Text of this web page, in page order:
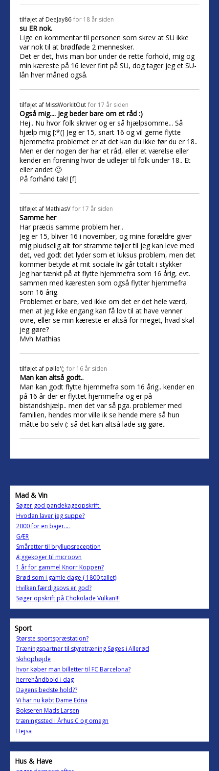
tilføjet af DeeJay86 for 18 år siden
su ER nok.
Lige en kommentar til personen som skrev at SU ikke
var nok til at brødføde 2 mennesker.
Det er det, hvis man bor under de rette forhold, mig og
min kæreste på 16 lever fint på SU, dog tager jeg et SU-
lån hver måned også.
tilføjet af MissWorkItOut for 17 år siden
Også mig.... Jeg beder bare om et råd :)
Hej.. Nu hvor folk skriver og er så hjælpsomme... Så
hjælp mig [:*(] Jeg er 15, snart 16 og vil gerne flytte
hjemmefra problemet er at det kan du ikke før du er 18..
Men er der nogen der har et råd, eller et værelse eller
kender en forening hvor de udlejer til folk under 18.. Et
eller andet 🙂
På forhånd tak! [f]
tilføjet af MathiasV for 17 år siden
Samme her
Har præcis samme problem her..
Jeg er 15, bliver 16 i november, og mine forældre giver
mig pludselig alt for stramme tøjler til jeg kan leve med
det, ved godt det lyder som et luksus problem, men det
kommer betyde at mit sociale liv går totalt i stykker
Jeg har tænkt på at flytte hjemmefra som 16 årig, evt.
sammen med kæresten som også flytter hjemmefra
som 16 årig.
Problemet er bare, ved ikke om det er det hele værd,
men at jeg ikke engang kan få lov til at have venner
ovre, eller se min kæreste er altså for meget, hvad skal
jeg gøre?
Mvh Mathias
tilføjet af pølle'(; for 16 år siden
Man kan altså godt..
Man kan godt flytte hjemmefra som 16 årig.. kender en
på 16 år der er flyttet hjemmefra og er på
bistandshjælp.. men det var så pga. problemer med
familien, hendes mor ville ik se hende mere så hun
måtte bo selv (: så det kan altså lade sig gøre..
Mad & Vin
Søger god pandekageopskrift.
Hvodan laver jeg suppe?
2000 for en bajer....
GÆR
Småretter til bryllupsreception
Æggekoger til microovn
1 år for gammel Knorr Koppen?
Brød som i gamle dage ( 1800 tallet)
Hvilken færdigsovs er god?
Søger opskrift på Chokolade Vulkan!!!
Sport
Største sportspræstation?
Træningspartner til styretræning Søges i Allerød
Skihophøjde
hvor køber man billetter til FC Barcelona?
herrehåndbold i dag
Dagens bedste hold??
Vi har nu købt Dame Edna
Bokseren Mads Larsen
træningssted i Århus C og omegn
Hejsa
Hus & Have